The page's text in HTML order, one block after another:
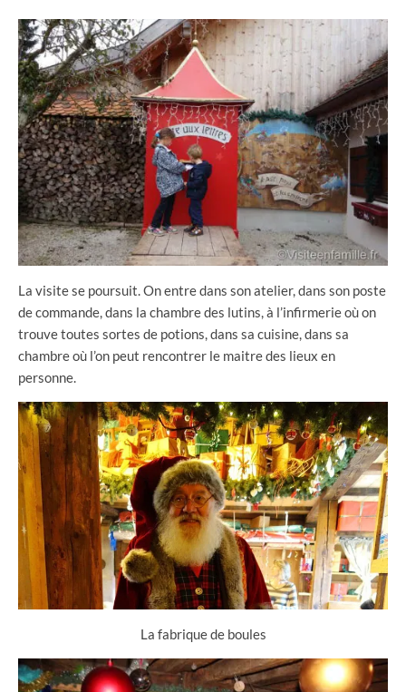
La visite se poursuit. On entre dans son atelier, dans son poste
de commande, dans la chambre des lutins, à l’infirmerie où on
trouve toutes sortes de potions, dans sa cuisine, dans sa
chambre où l’on peut rencontrer le maitre des lieux en
personne.
La fabrique de boules